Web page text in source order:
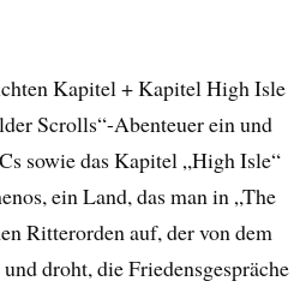
Kapitel + Kapitel High Isle
Scrolls“-Abenteuer ein und
sowie das Kapitel „High Isle“
ein Land, das man in „The
Ritterorden auf, der von dem
droht, die Friedensgespräche